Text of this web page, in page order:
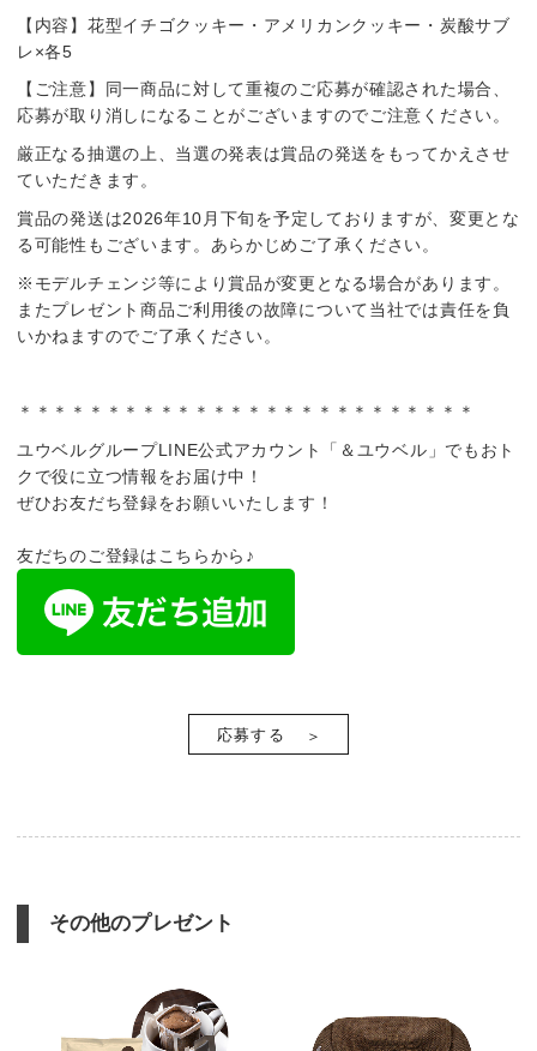
【内容】花型イチゴクッキー・アメリカンクッキー・炭酸サブ
レ×各5
【ご注意】同一商品に対して重複のご応募が確認された場合、
応募が取り消しになることがございますのでご注意ください。
厳正なる抽選の上、当選の発表は賞品の発送をもってかえさせ
ていただきます。
賞品の発送は2026年10月下旬を予定しておりますが、変更とな
る可能性もございます。あらかじめご了承ください。
※モデルチェンジ等により賞品が変更となる場合があります。
またプレゼント商品ご利用後の故障について当社では責任を負
いかねますのでご了承ください。
＊＊＊＊＊＊＊＊＊＊＊＊＊＊＊＊＊＊＊＊＊＊＊＊＊＊
ユウベルグループLINE公式アカウント「＆ユウベル」でもおト
クで役に立つ情報をお届け中！
ぜひお友だち登録をお願いいたします！
友だちのご登録はこちらから♪
応募する
その他のプレゼント